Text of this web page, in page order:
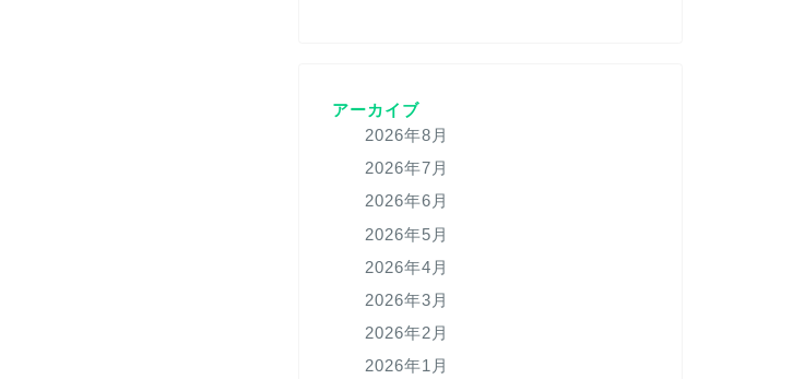
アーカイブ
2026年8月
2026年7月
2026年6月
2026年5月
2026年4月
2026年3月
2026年2月
2026年1月